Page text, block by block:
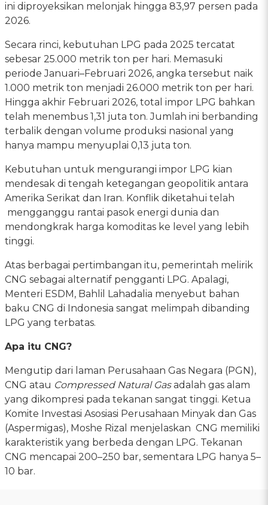
ini diproyeksikan melonjak hingga 83,97 persen pada
2026.
Secara rinci, kebutuhan LPG pada 2025 tercatat
sebesar 25.000 metrik ton per hari. Memasuki
periode Januari–Februari 2026, angka tersebut naik
1.000 metrik ton menjadi 26.000 metrik ton per hari.
Hingga akhir Februari 2026, total impor LPG bahkan
telah menembus 1,31 juta ton. Jumlah ini berbanding
terbalik dengan volume produksi nasional yang
hanya mampu menyuplai 0,13 juta ton.
Kebutuhan untuk mengurangi impor LPG kian
mendesak di tengah ketegangan geopolitik antara
Amerika Serikat dan Iran. Konflik diketahui telah
mengganggu rantai pasok energi dunia dan
mendongkrak harga komoditas ke level yang lebih
tinggi.
Atas berbagai pertimbangan itu, pemerintah melirik
CNG sebagai alternatif pengganti LPG. Apalagi,
Menteri ESDM, Bahlil Lahadalia menyebut bahan
baku CNG di Indonesia sangat melimpah dibanding
LPG yang terbatas.
Apa itu CNG?
Mengutip dari laman Perusahaan Gas Negara (PGN),
CNG atau Compressed Natural Gasadalah gas alam
yang dikompresi pada tekanan sangat tinggi. Ketua
Komite Investasi Asosiasi Perusahaan Minyak dan Gas
(Aspermigas), Moshe Rizal menjelaskan CNG memiliki
karakteristik yang berbeda dengan LPG. Tekanan
CNG mencapai 200–250 bar, sementara LPG hanya 5–
10 bar.